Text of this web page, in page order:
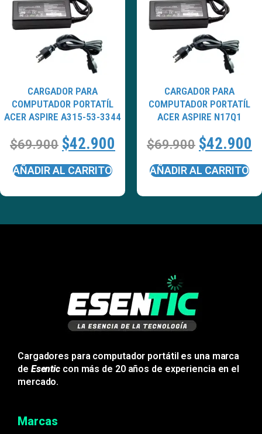
CARGADOR PARA
COMPUTADOR PORTATÍL
ACER ASPIRE A315-53-3344
$69.900 $42.900
AÑADIR AL CARRITO
CARGADOR PARA
COMPUTADOR PORTATÍL
ACER ASPIRE N17Q1
$69.900 $42.900
AÑADIR AL CARRITO
Cargadores para computador portátil es una marca
de Esentic con más de 20 años de experiencia en el
mercado.
Marcas